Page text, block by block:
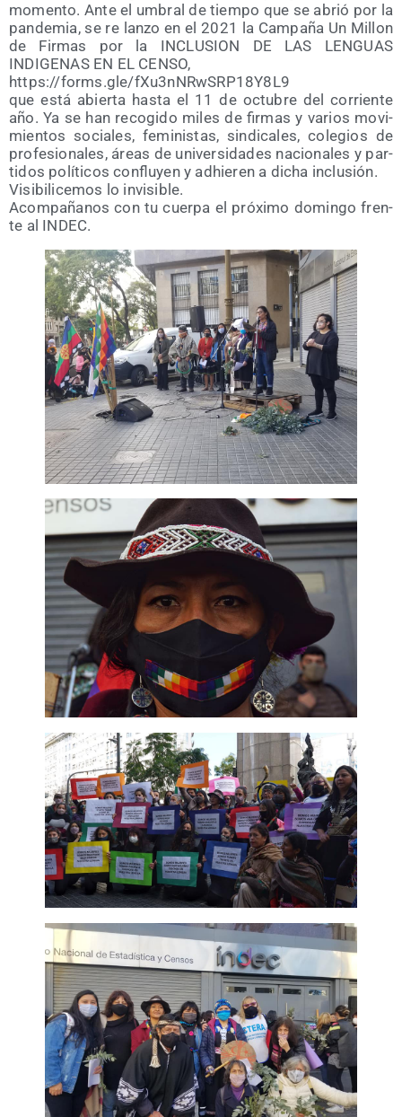
momen­to. Ante el umbral de tiem­po que se abrió por la
pan­de­mia, se re lan­zo en el 2021 la Cam­pa­ña Un Millon
de Fir­mas por la INCLUSION DE LAS LENGUAS
INDIGENAS EN EL CENSO,
https://​forms​.gle/​f​X​u​3​n​N​R​w​S​R​P​1​8​Y​8L9
que está abier­ta has­ta el 11 de octu­bre del corrien­te
año. Ya se han reco­gi­do miles de fir­mas y varios movi­
mien­tos socia­les, femi­nis­tas, sin­di­ca­les, cole­gios de
pro­fe­sio­na­les, áreas de uni­ver­si­da­des nacio­na­les y par­
ti­dos polí­ti­cos con­flu­yen y adhie­ren a dicha inclu­sión.
Visi­bi­li­ce­mos lo invi­si­ble.
Acom­pa­ña­nos con tu cuer­pa el pró­xi­mo domin­go fren­
te al INDEC.